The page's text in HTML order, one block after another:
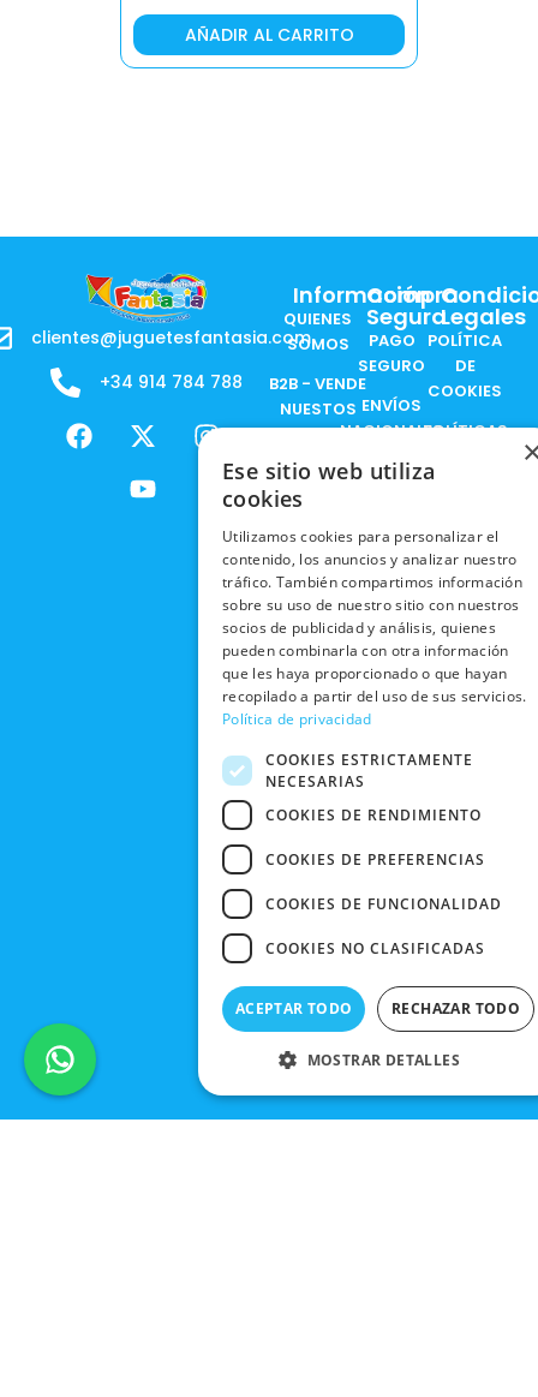
AÑADIR AL CARRITO
clientes@juguetesfantasia.com
+34 914 784 788
F
a
X
-
t
w
I
m
Y
o
u
t
Información
QUIENES
SOMOS
B2B - VENDE
NUESTOS
PRODUCTOS
RESPONSABILIDAD
SOCIAL
TRABAJA
CON
NOSOTROS
NUESTRAS
TIENDAS
BLACK
FRIDAY
CONTACTO
Compra
Segura
PAGO
SEGURO
ENVÍOS
NACIONALES
ENVÍOS
RECOGIDA
EN TIENDA
DEVOLUCIONES
Y CAMBIOS
CANCELAR
PEDIDO
Legales
POLÍTICA
DE
COOKIES
POLÍTICAS
PRIVACIDAD
POLÍTICA DE
PRIVACIDAD
CONDICIONES
DE COMPRA
Ese sitio web utiliza
cookies
Utilizamos cookies para personalizar el
contenido, los anuncios y analizar nuestro
tráfico. También compartimos información
sobre su uso de nuestro sitio con nuestros
socios de publicidad y análisis, quienes
pueden combinarla con otra información
que les haya proporcionado o que hayan
recopilado a partir del uso de sus servicios.
Política de privacidad
COOKIES ESTRICTAMENTE
NECESARIAS
COOKIES DE RENDIMIENTO
COOKIES DE PREFERENCIAS
COOKIES DE FUNCIONALIDAD
COOKIES NO CLASIFICADAS
ACEPTAR TODO RECHAZAR TODO
MOSTRAR DETALLES